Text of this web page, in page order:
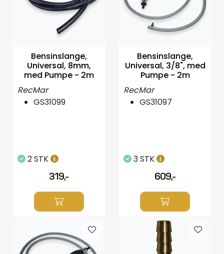
Bensinslange,
Universal, 8mm,
med Pumpe - 2m
RecMar
GS31099
2 STK
319,-
Bensinslange,
Universal, 3/8", med
Pumpe - 2m
RecMar
GS31097
3 STK
609,-